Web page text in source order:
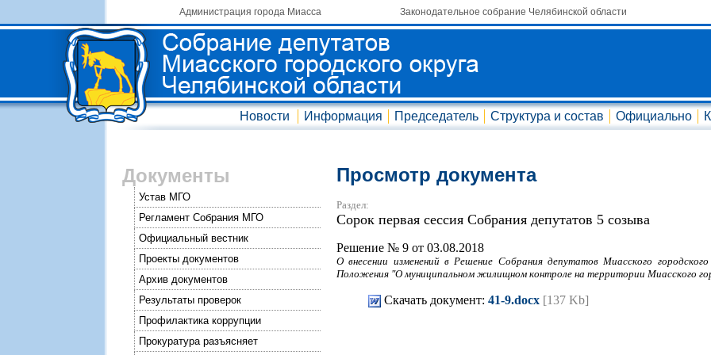
Администрация города Миасса Законодательное собрание Челябинской области
Новости Информация Председатель Структура и состав Официально
Документы
Устав МГО
Регламент Собрания МГО
Официальный вестник
Проекты документов
Архив документов
Результаты проверок
Профилактика коррупции
Прокуратура разъясняет
Просмотр документа
Раздел:
Сорок первая сессия Собрания депутатов 5 созыва
Решение № 9 от 03.08.2018
О внесении изменений в Решение Собрания депутатов Миасского
Положения "О муниципальном жилищном контроле на территории Миасского
Скачать документ: 41-9.docx [137 Kb]